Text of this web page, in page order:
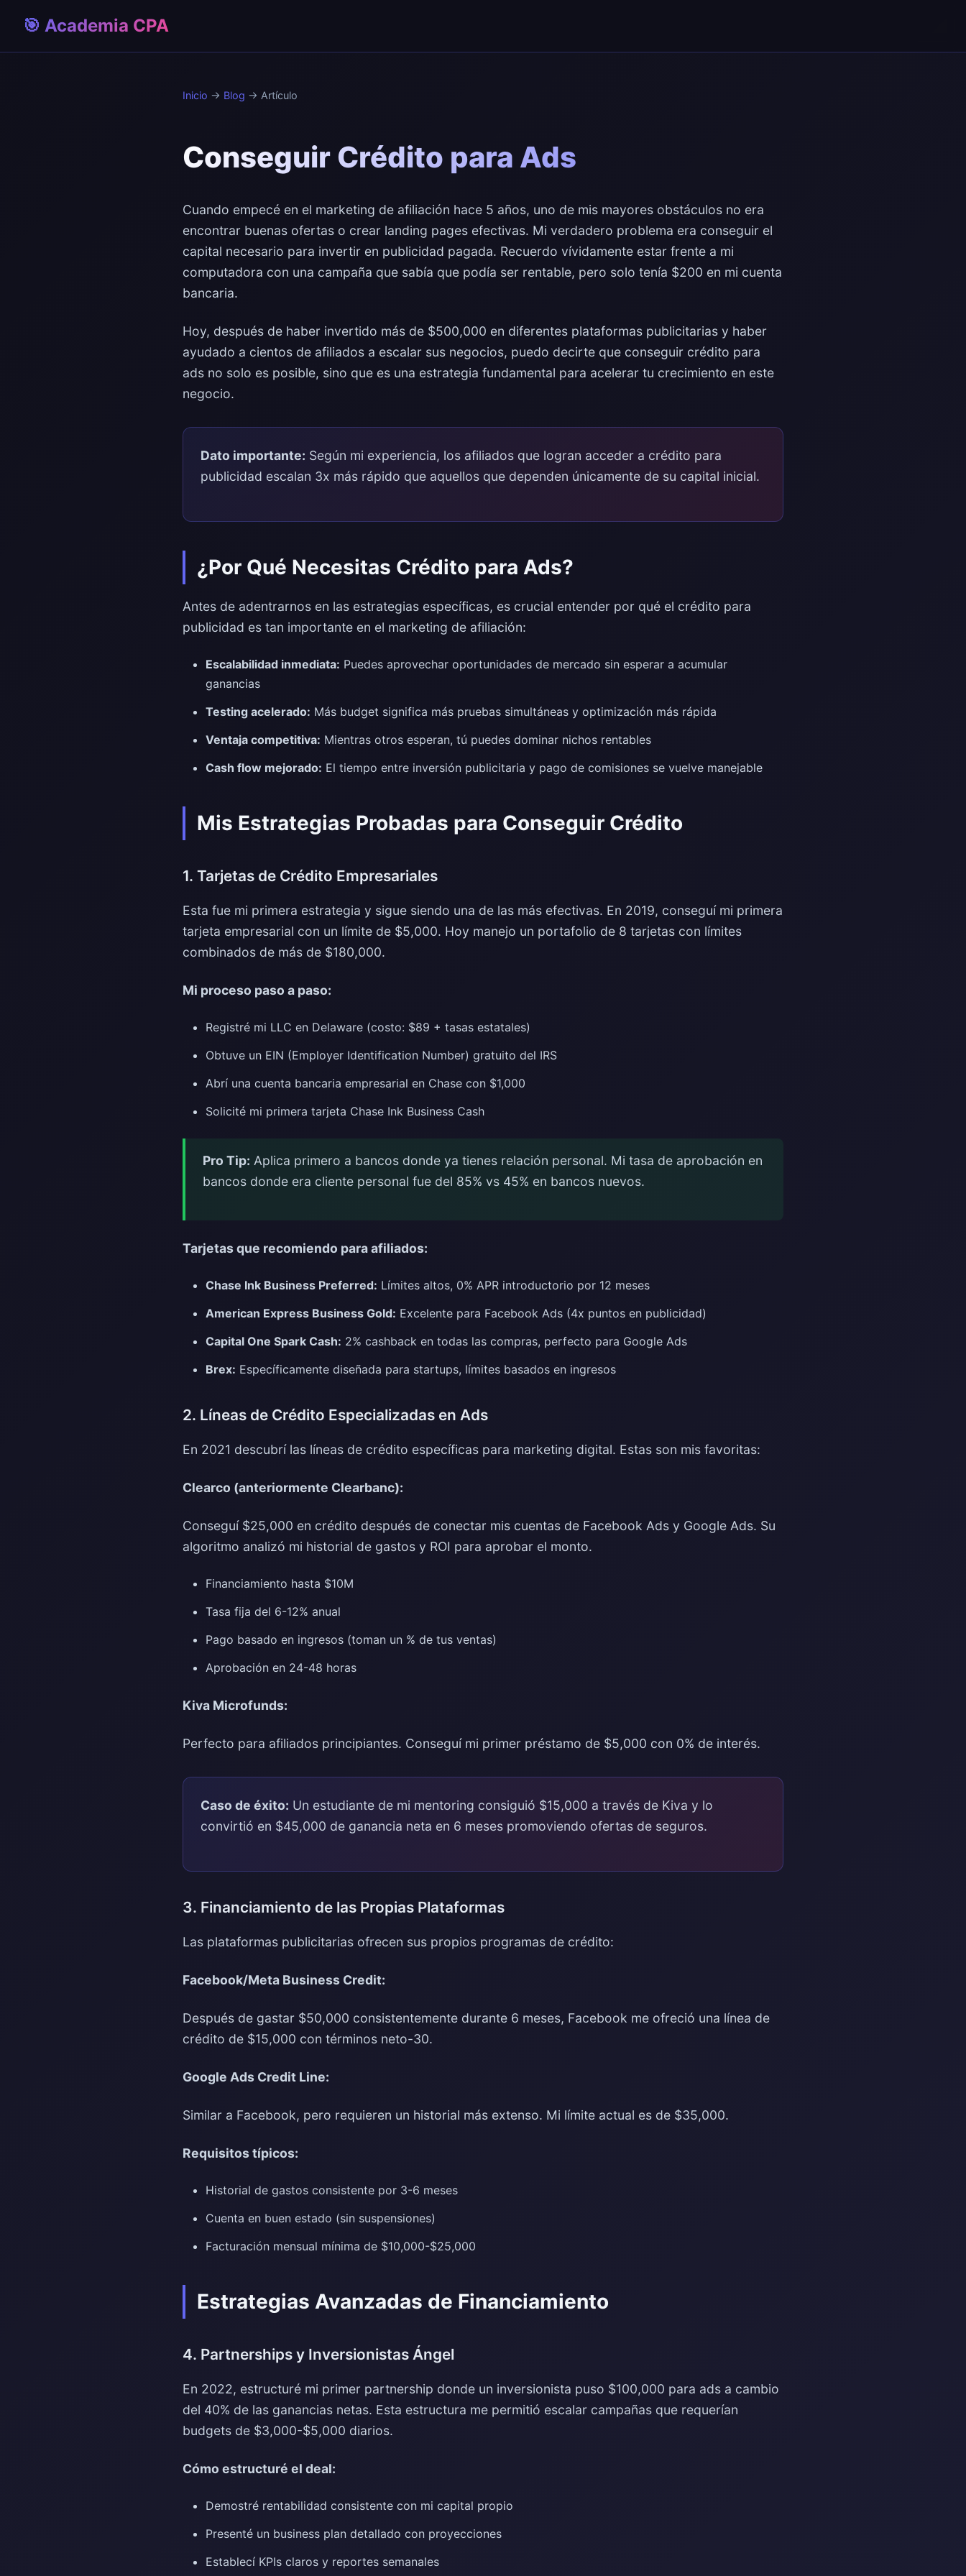
🎯 Academia CPA
Inicio → Blog → Artículo
Conseguir Crédito para Ads
Cuando empecé en el marketing de afiliación hace 5 años, uno de mis mayores obstáculos no era
encontrar buenas ofertas o crear landing pages efectivas. Mi verdadero problema era conseguir el
capital necesario para invertir en publicidad pagada. Recuerdo vívidamente estar frente a mi
computadora con una campaña que sabía que podía ser rentable, pero solo tenía $200 en mi cuenta
bancaria.
Hoy, después de haber invertido más de $500,000 en diferentes plataformas publicitarias y haber
ayudado a cientos de afiliados a escalar sus negocios, puedo decirte que conseguir crédito para
ads no solo es posible, sino que es una estrategia fundamental para acelerar tu crecimiento en este
negocio.
Dato importante: Según mi experiencia, los afiliados que logran acceder a crédito para
publicidad escalan 3x más rápido que aquellos que dependen únicamente de su capital inicial.
¿Por Qué Necesitas Crédito para Ads?
Antes de adentrarnos en las estrategias específicas, es crucial entender por qué el crédito para
publicidad es tan importante en el marketing de afiliación:
Escalabilidad inmediata: Puedes aprovechar oportunidades de mercado sin esperar a acumular
ganancias
Testing acelerado: Más budget significa más pruebas simultáneas y optimización más rápida
Ventaja competitiva: Mientras otros esperan, tú puedes dominar nichos rentables
Cash flow mejorado: El tiempo entre inversión publicitaria y pago de comisiones se vuelve manejable
Mis Estrategias Probadas para Conseguir Crédito
1. Tarjetas de Crédito Empresariales
Esta fue mi primera estrategia y sigue siendo una de las más efectivas. En 2019, conseguí mi primera
tarjeta empresarial con un límite de $5,000. Hoy manejo un portafolio de 8 tarjetas con límites
combinados de más de $180,000.
Mi proceso paso a paso:
Registré mi LLC en Delaware (costo: $89 + tasas estatales)
Obtuve un EIN (Employer Identification Number) gratuito del IRS
Abrí una cuenta bancaria empresarial en Chase con $1,000
Solicité mi primera tarjeta Chase Ink Business Cash
Pro Tip: Aplica primero a bancos donde ya tienes relación personal. Mi tasa de aprobación en
bancos donde era cliente personal fue del 85% vs 45% en bancos nuevos.
Tarjetas que recomiendo para afiliados:
Chase Ink Business Preferred: Límites altos, 0% APR introductorio por 12 meses
American Express Business Gold: Excelente para Facebook Ads (4x puntos en publicidad)
Capital One Spark Cash: 2% cashback en todas las compras, perfecto para Google Ads
Brex: Específicamente diseñada para startups, límites basados en ingresos
2. Líneas de Crédito Especializadas en Ads
En 2021 descubrí las líneas de crédito específicas para marketing digital. Estas son mis favoritas:
Clearco (anteriormente Clearbanc):
Conseguí $25,000 en crédito después de conectar mis cuentas de Facebook Ads y Google Ads. Su
algoritmo analizó mi historial de gastos y ROI para aprobar el monto.
Financiamiento hasta $10M
Tasa fija del 6-12% anual
Pago basado en ingresos (toman un % de tus ventas)
Aprobación en 24-48 horas
Kiva Microfunds:
Perfecto para afiliados principiantes. Conseguí mi primer préstamo de $5,000 con 0% de interés.
Caso de éxito: Un estudiante de mi mentoring consiguió $15,000 a través de Kiva y lo
convirtió en $45,000 de ganancia neta en 6 meses promoviendo ofertas de seguros.
3. Financiamiento de las Propias Plataformas
Las plataformas publicitarias ofrecen sus propios programas de crédito:
Facebook/Meta Business Credit:
Después de gastar $50,000 consistentemente durante 6 meses, Facebook me ofreció una línea de
crédito de $15,000 con términos neto-30.
Google Ads Credit Line:
Similar a Facebook, pero requieren un historial más extenso. Mi límite actual es de $35,000.
Requisitos típicos:
Historial de gastos consistente por 3-6 meses
Cuenta en buen estado (sin suspensiones)
Facturación mensual mínima de $10,000-$25,000
Estrategias Avanzadas de Financiamiento
4. Partnerships y Inversionistas Ángel
En 2022, estructuré mi primer partnership donde un inversionista puso $100,000 para ads a cambio
del 40% de las ganancias netas. Esta estructura me permitió escalar campañas que requerían
budgets de $3,000-$5,000 diarios.
Cómo estructuré el deal:
Demostré rentabilidad consistente con mi capital propio
Presenté un business plan detallado con proyecciones
Establecí KPIs claros y reportes semanales